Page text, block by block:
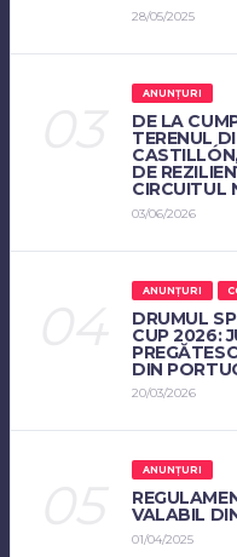
28/05/2025
ANUNȚURI
DE LA
TERENUL
DE
CIRCUITUL
03/06/2026
ANUNȚURI
DRUMUL
CUP 2026:
DIN
20/03/2026
ANUNȚURI
VALABIL
01/04/2025